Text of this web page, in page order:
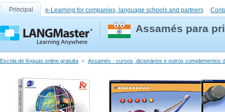
Principal e-Learning for companies, language schools and partners
Assamés para
Escola de línguas online gratuita Assamés - cursos, dicionários e outros complementos